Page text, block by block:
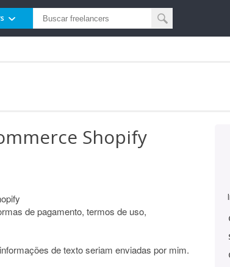
Shopify
de pagamento, termos de uso,
de texto seriam enviadas por mim.